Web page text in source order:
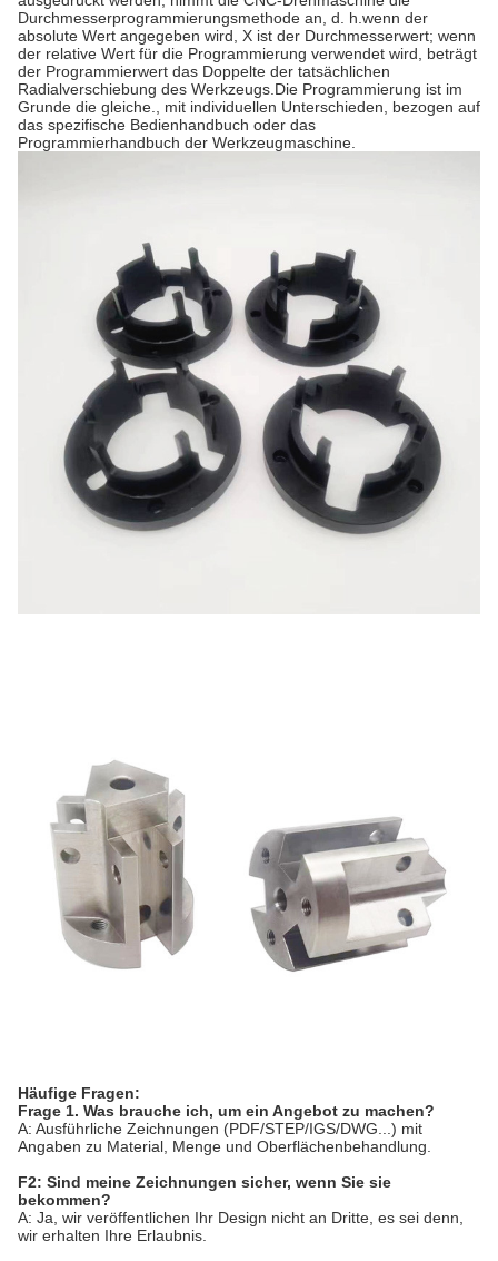
Durchmesserprogrammierungsmethode an, d. h.wenn der
absolute Wert angegeben wird, X ist der Durchmesserwert; wenn
der relative Wert für die Programmierung verwendet wird, beträgt
der Programmierwert das Doppelte der tatsächlichen
Radialverschiebung des Werkzeugs.Die Programmierung ist im
Grunde die gleiche., mit individuellen Unterschieden, bezogen auf
das spezifische Bedienhandbuch oder das
Programmierhandbuch der Werkzeugmaschine.
Häufige Fragen:
Frage 1. Was brauche ich, um ein Angebot zu machen?
A: Ausführliche Zeichnungen (PDF/STEP/IGS/DWG...) mit
Angaben zu Material, Menge und Oberflächenbehandlung.
F2: Sind meine Zeichnungen sicher, wenn Sie sie
bekommen?
A: Ja, wir veröffentlichen Ihr Design nicht an Dritte, es sei denn,
wir erhalten Ihre Erlaubnis.